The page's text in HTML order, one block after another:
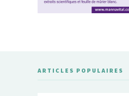
ARTICLES POPULAIRES